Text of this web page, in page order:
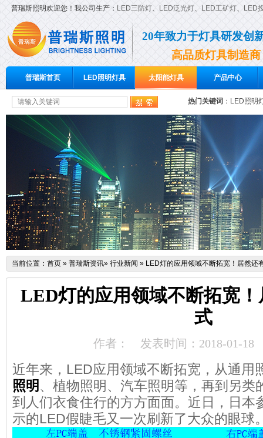
普瑞斯照明欢迎您！我公司生产： LED三防灯、 LED泛光灯、 LED工矿灯、 LED
20年致力于灯具研发创
高品质灯具制造商
普瑞斯首页 LED照明灯具 太阳能灯具 产品中心
热门关键词 ： LED照明
当前位置： 首页 » 普瑞斯资讯» 行业新闻 » LED灯的应用领域不断拓宽！居然还
LED灯的应用领域不断拓宽
式
作者： 发表时间：2018-01-18
近年来，LED应用领域不断拓宽，从通用
照明、植物照明、汽车照明等，再到另类
到人们衣食住行的方方面面。近日，日本
示的LED假睫毛又一次刷新了大众的眼球